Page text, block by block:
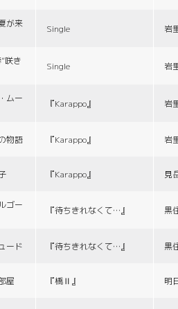
が来
Single 岩
咲き
Single 岩
ムー
『Karappo』 岩
物語 『Karappo』 岩
『Karappo』 見
ゴー
『待ちきれなくて…』 黒
ード 『待ちきれなくて…』 黒
屋 『橋Ⅱ』 明